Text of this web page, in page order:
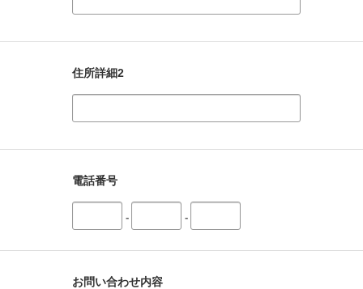
住所詳細2
電話番号
- -
お問い合わせ内容